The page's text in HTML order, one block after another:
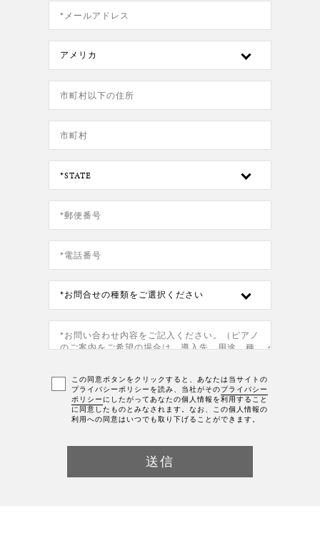
この同意ボタンをクリックすると、あなたは当サイトの
プライバシーポリシーを読み、当社がそのプライバシー
ポリシー にしたがってあなたの個人情報を利用すること
に同意したものとみなされます。なお、この個人情報の
利用への同意はいつでも取り下げることができます。